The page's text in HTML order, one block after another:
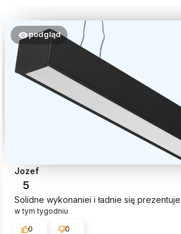
podgląd
Jozef
5
Solidne wykonaniei i ładnie się prezentuje
w tym tygodniu
0
0